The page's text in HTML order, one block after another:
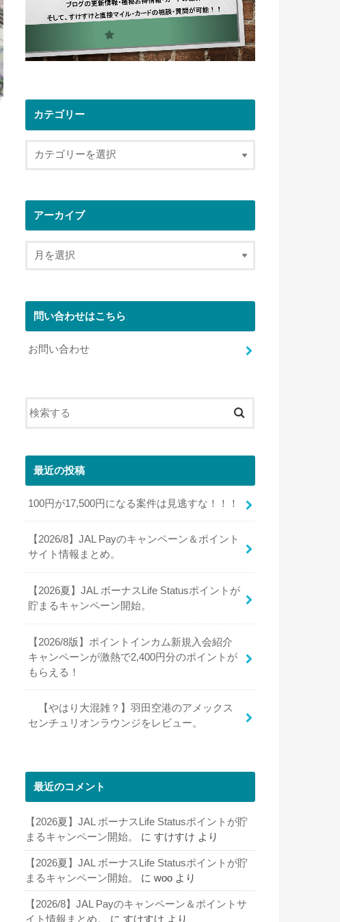
カテゴリー
アーカイブ
問い合わせはこちら
お問い合わせ
最近の投稿
100円が17,500円になる案件は見逃すな！！！
【2026/8】JAL Payのキャンペーン＆ポイント
サイト情報まとめ。
【2026夏】JAL ボーナスLife Statusポイントが
貯まるキャンペーン開始。
【2026/8版】ポイントインカム新規入会紹介
キャンペーンが激熱で2,400円分のポイントが
もらえる！
【やはり大混雑？】羽田空港のアメックス
センチュリオンラウンジをレビュー。
最近のコメント
【2026夏】JAL ボーナスLife Statusポイントが貯
まるキャンペーン開始。
に すけすけ より
【2026夏】JAL ボーナスLife Statusポイントが貯
まるキャンペーン開始。
に woo より
【2026/8】JAL Payのキャンペーン＆ポイントサ
イト情報まとめ。
に すけすけ より